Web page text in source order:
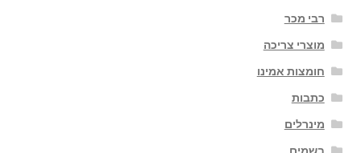
רבי מכר
מוצרי צריכה
חומצות אמינו
כתבות
מינרלים